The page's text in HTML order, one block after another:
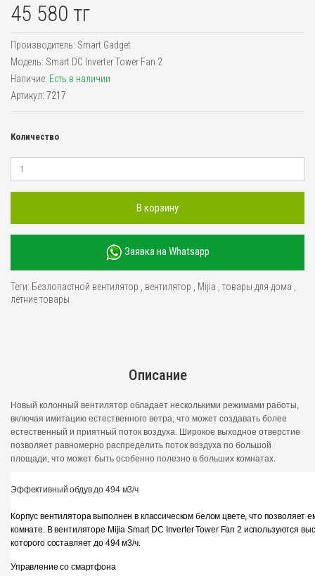
45 580 тг
Производитель: Smart Gadget
Модель: Smart DC Inverter Tower Fan 2
Наличие: Есть в наличии
Артикул: 7217
Количество
В корзину
Заявка на Whatsapp
Теги: Безлопастной вентилятор вентилятор Mijia товары для дома
летние товары
Описание
Новый колонный вентилятор обладает несколькими режимами работы,
включая имитацию естественного ветра, что может создавать более
естественный и приятный поток воздуха. Широкое выходное отверстие
позволяет равномерно распределить поток воздуха по большой
площади, что может быть особенно полезно в больших комнатах.
Эффективный обдув до 494 м3/ч
Корпус вентилятора выполнен в классическом белом цвете, что
комнате. В вентиляторе Mijia Smart DC Inverter Tower Fan 2 используются
которого составляет до 494 м3/ч.
Управление со смартфона